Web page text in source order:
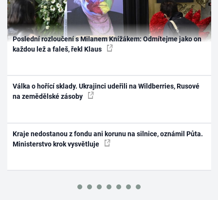
Poslední rozloučení s Milanem Knížákem: Odmítejme jako on
každou lež a faleš, řekl Klaus
Válka o hořící sklady. Ukrajinci udeřili na Wildberries, Rusové
na zemědělské zásoby
Kraje nedostanou z fondu ani korunu na silnice, oznámil Půta.
Ministerstvo krok vysvětluje